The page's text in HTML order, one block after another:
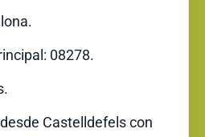
08278.
Castelldefels con